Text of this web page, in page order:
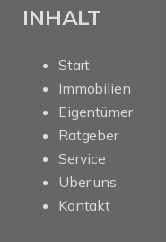
INHALT
Start
Immobilien
Eigentümer
Ratgeber
Service
Über uns
Kontakt